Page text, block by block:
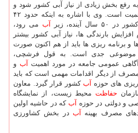
رفع بخش زیادی از نیاز آبی كشور شود و
از این رو بسیار حائز اهمیت است. وی با اشاره به اینكه حدود ۴۲
آینده، زیر
آب می رود،
بارندگی ها، نیاز آبی كشور بیشتر
برنامه ریزی ها باید از هم اكنون صورت
موضوعی جدی است. به قول فرشچی،
عمومی جامعه در مورد اهمیت آب و
از دیگر اقدامات مهمی است كه باید
های حوزه آب كشور قرار گیرد. معاون
حفاظت محیط زیست، از نمایشگاه
و دولتی در حوزه آب كه در حاشیه اولین
مصرف بهینه آب در بخش كشاورزی